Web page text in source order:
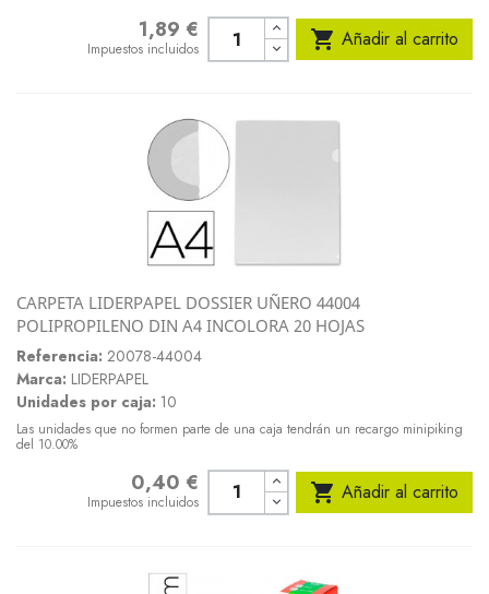
1,89 €
Impuestos incluidos  Añadir al carrito
CARPETA LIDERPAPEL DOSSIER UÑERO 44004
POLIPROPILENO DIN A4 INCOLORA 20 HOJAS
Referencia: 20078-44004
Marca: LIDERPAPEL
Unidades por caja: 10
Las unidades que no formen parte de una caja tendrán un recargo minipiking
del 10.00%
0,40 €
Impuestos incluidos  Añadir al carrito